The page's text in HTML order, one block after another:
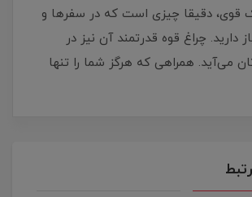
قوی، دقیقا چیزی است که در سفرها و
دارید. چراغ قوه‌ قدرتمند آن نیز در
می‌آید. همراهی که هرگز شما را تنها